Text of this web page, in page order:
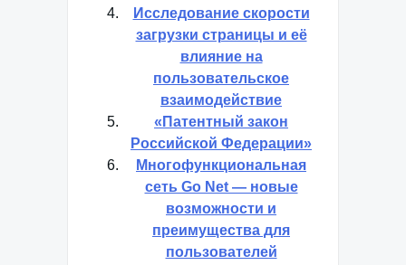
Исследование скорости
загрузки страницы и её
влияние на
пользовательское
взаимодействие
«Патентный закон
Российской Федерации»
Многофункциональная
сеть Go Net — новые
возможности и
преимущества для
пользователей